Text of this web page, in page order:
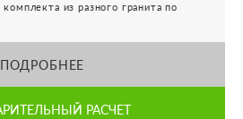
из разного гранита по
ПОДРОБНЕЕ
РАСЧЕТ